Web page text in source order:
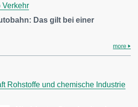
Verkehr
Das gilt bei einer
more
Rohstoffe und chemische Industrie